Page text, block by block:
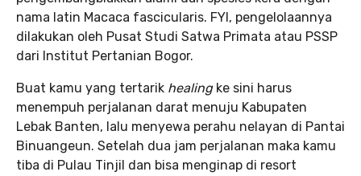
nama latin Macaca fascicularis. FYI, pengelolaannya
dilakukan oleh Pusat Studi Satwa Primata atau PSSP
dari Institut Pertanian Bogor.
Buat kamu yang tertarik healingke sini harus
menempuh perjalanan darat menuju Kabupaten
Lebak Banten, lalu menyewa perahu nelayan di Pantai
Binuangeun. Setelah dua jam perjalanan maka kamu
tiba di Pulau Tinjil dan bisa menginap di resort